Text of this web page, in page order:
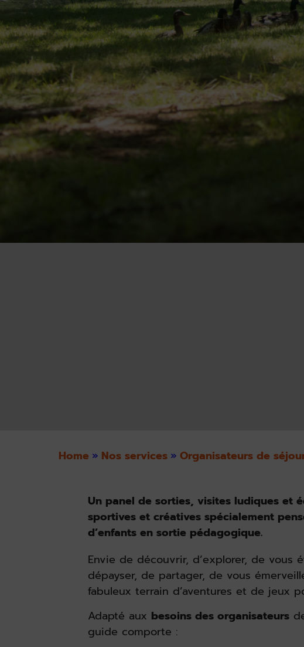
Home » Nos services » Organisateurs de
Un panel de sorties, visites ludiques et
sportives et créatives spécialement
d’enfants en sortie pédagogique.
Envie de découvrir, d’explorer, de vous
dépayser, de partager, de vous
fabuleux terrain d’aventures et de jeux
Adapté aux besoins des organisateurs
guide comporte :